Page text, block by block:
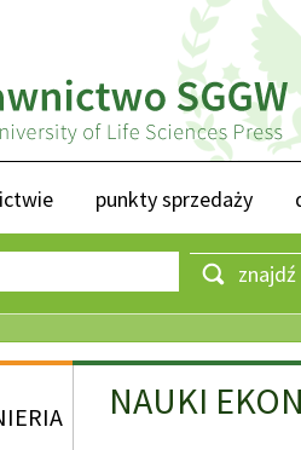
punkty sprzedaży
znajdź
NAUKI